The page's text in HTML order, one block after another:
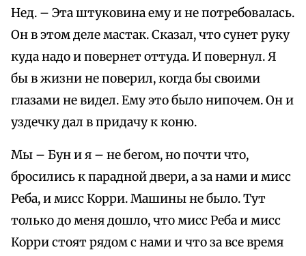
Нед. – Эта штуковина ему и не потребовалась.
Он в этом деле мастак. Сказал, что сунет руку
куда надо и повернет оттуда. И повернул. Я
бы в жизни не поверил, когда бы своими
глазами не видел. Ему это было нипочем. Он и
уздечку дал в придачу к коню.
Мы – Бун и я – не бегом, но почти что,
бросились к парадной двери, а за нами и мисс
Реба, и мисс Корри. Машины не было. Тут
только до меня дошло, что мисс Реба и мисс
Корри стоят рядом с нами и что за все время